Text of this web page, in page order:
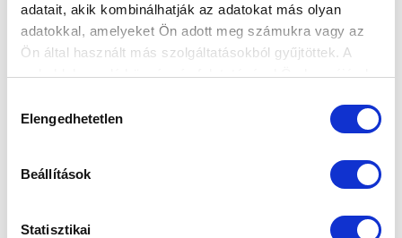
adatait, akik kombinálhatják az adatokat más olyan
adatokkal, amelyeket Ön adott meg számukra vagy az
Ön által használt más szolgáltatásokból gyűjtöttek. A
weboldalon való böngészés folytatásával Ön hozzájárul a
kiválasztása
Elengedhetetlen
Beállítások
Statisztikai
Elfogadom azAdatvédelmi tájékoztatót!